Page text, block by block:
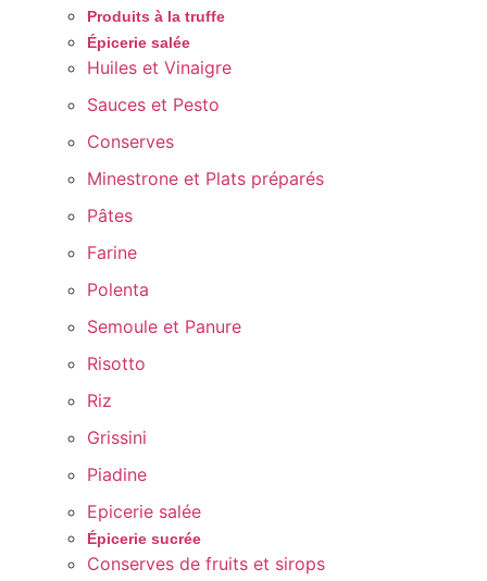
Produits à la truffe
Épicerie salée
Huiles et Vinaigre
Sauces et Pesto
Conserves
Minestrone et Plats préparés
Pâtes
Farine
Polenta
Semoule et Panure
Risotto
Riz
Grissini
Piadine
Epicerie salée
Épicerie sucrée
Conserves de fruits et sirops